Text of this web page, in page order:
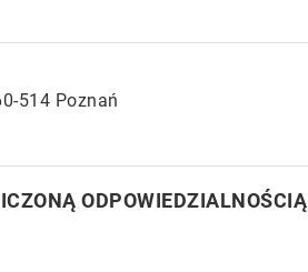
514 Poznań
ODPOWIEDZIALNOŚCIĄ